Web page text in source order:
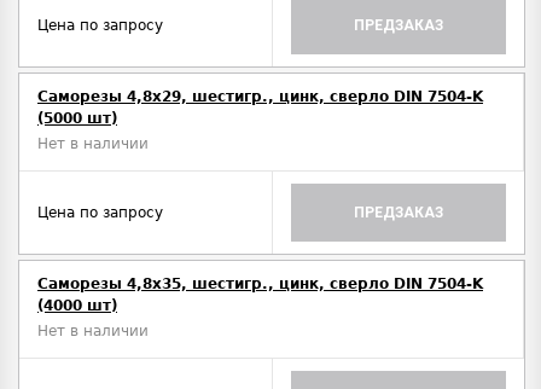
Цена по запросу ПРЕДЗАКАЗ
Саморезы 4,8х29, шестигр., цинк, сверло DIN 7504-K
(5000 шт)
Нет в наличии
Цена по запросу ПРЕДЗАКАЗ
Саморезы 4,8х35, шестигр., цинк, сверло DIN 7504-K
(4000 шт)
Нет в наличии